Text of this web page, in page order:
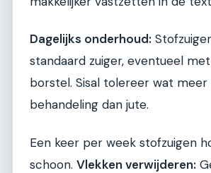
Dagelijks onderhoud:
standaard zuiger, eventueel
borstel. Sisal tolereer wat
behandeling dan jute.
Een keer per week stofzuigen
schoon. Vlekken verwijderen: